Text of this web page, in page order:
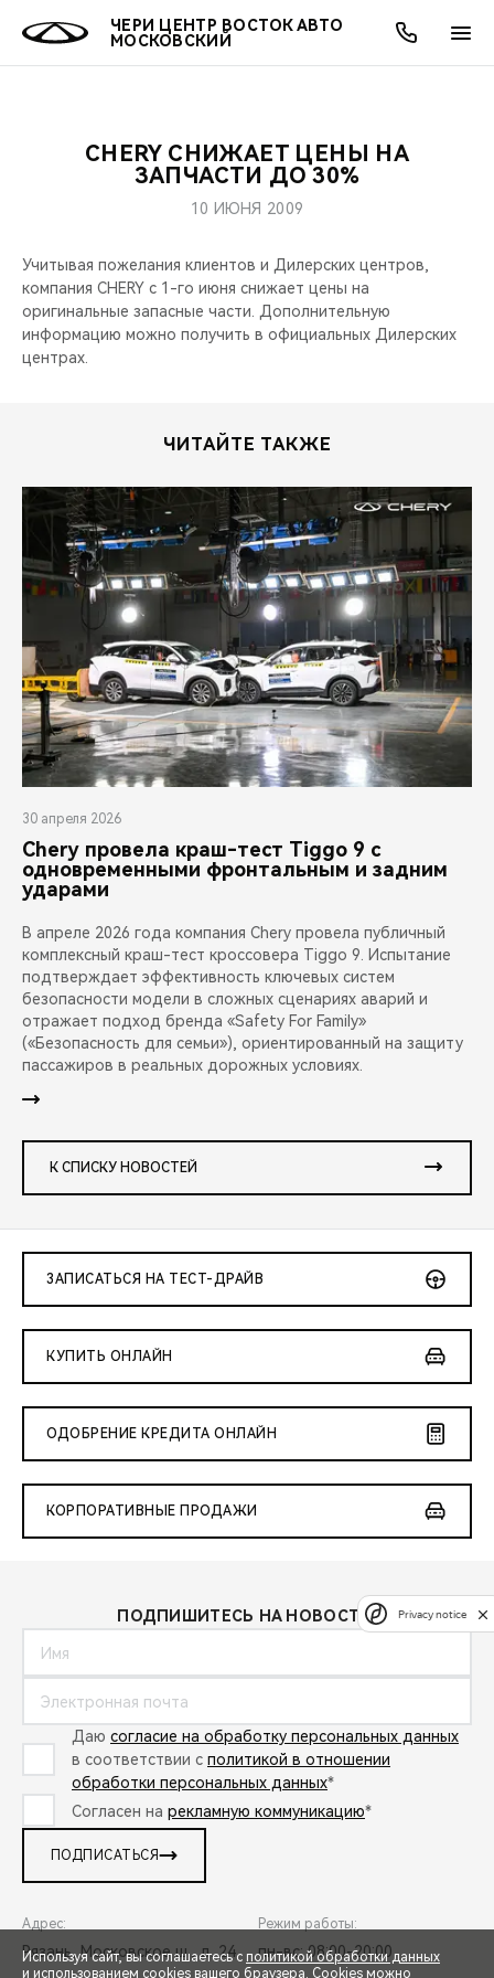
ЧЕРИ ЦЕНТР ВОСТОК АВТО
МОСКОВСКИЙ
МОДЕЛИ
КРОССОВЕРЫ
СЕДАНЫ
ПОКУПАТЕЛЯМ
КРЕДИТ И СТРАХОВАНИЕ
ВЛАДЕЛЬЦАМ
ЗАПЧАСТИ И АКСЕССУАРЫ
ПОДДЕРЖКА
МИР CHERY
О БРЕНДЕ
CHERY В СОЦСЕТЯХ
БЛАГОТВОРИТЕЛЬНОСТЬ
CHERY REMOTE
CHERY И СПОРТ
НАШИ МЕРОПРИЯТИЯ
ВИДЕООБЗОРЫ
CHERY ДЛЯ ДЕТЕЙ
АКЦИИ
ОНЛАЙН СЕРВИСЫ
КРЕДИТ
О КОМПАНИИ
МЫ В СОЦСЕТЯХ
CHERY СНИЖАЕТ ЦЕНЫ НА
ЗАПЧАСТИ ДО 30%
10 ИЮНЯ 2009
Учитывая пожелания клиентов и Дилерских центров,
компания CHERY с 1-го июня снижает цены на
оригинальные запасные части. Дополнительную
информацию можно получить в официальных Дилерских
центрах.
ЧИТАЙТЕ ТАКЖЕ
30 апреля 2026
Chery провела краш-тест Tiggo 9 с
одновременными фронтальным и задним
ударами
В апреле 2026 года компания Chery провела публичный
комплексный краш-тест кроссовера Tiggo 9. Испытание
подтверждает эффективность ключевых систем
безопасности модели в сложных сценариях аварий и
отражает подход бренда «Safety For Family»
(«Безопасность для семьи»), ориентированный на защиту
пассажиров в реальных дорожных условиях.
К СПИСКУ НОВОСТЕЙ
ЗАПИСАТЬСЯ НА ТЕСТ-ДРАЙВ
КУПИТЬ ОНЛАЙН
ОДОБРЕНИЕ КРЕДИТА ОНЛАЙН
КОРПОРАТИВНЫЕ ПРОДАЖИ
ПОДПИШИТЕСЬ НА НОВОСТИ:
Даю согласие на обработку персональных данных
в соответствии с политикой в отношении
обработки персональных данных*
Согласен на рекламную коммуникацию*
ПОДПИСАТЬСЯ
Адрес:
Рязань, Московское ш., д. 24
Режим работы:
пн-вс: 08:00-20:00
Используя сайт, вы соглашаетесь с политикой обработки данных
и использованием cookies вашего браузера. Cookies можно
Privacy notice